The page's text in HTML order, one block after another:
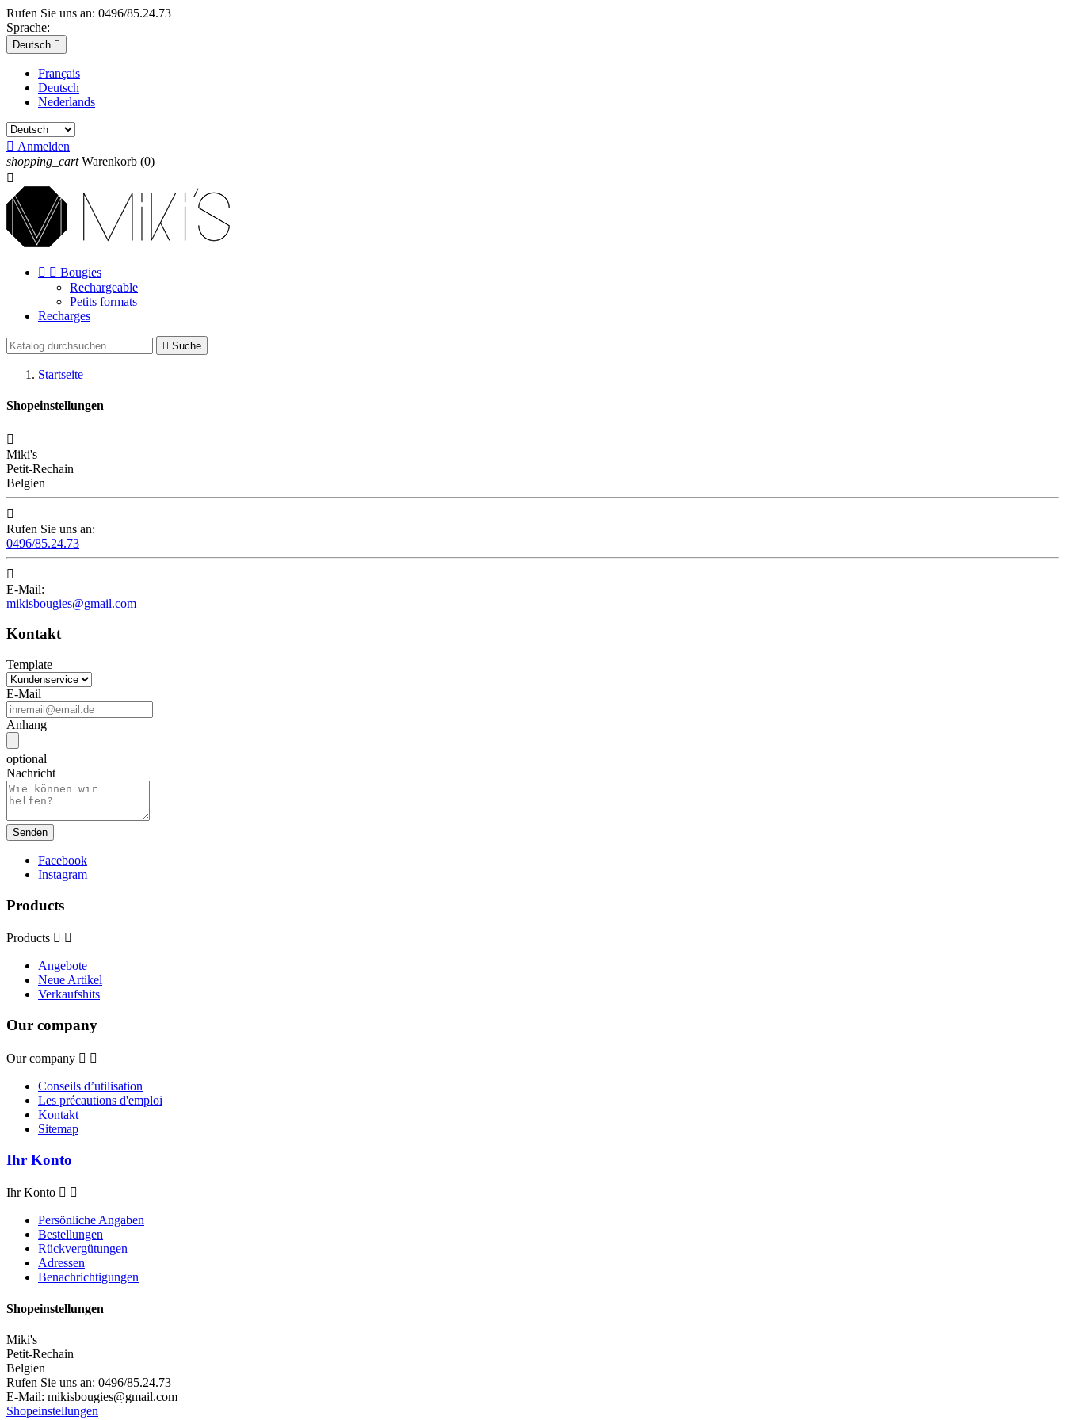
Rufen Sie uns an: 0496/85.24.73
Sprache:
Deutsch 
Français
Deutsch
Nederlands
 Anmelden
shopping_cart Warenkorb (0)

  Bougies
Rechargeable
Petits formats
Recharges
 Suche
Startseite
Shopeinstellungen

Miki's
Petit-Rechain
Belgien

Rufen Sie uns an:
0496/85.24.73

E-Mail:
mikisbougies@gmail.com
Kontakt
Template
E-Mail
Anhang
optional
Nachricht
Facebook
Instagram
Products
Products  
Angebote
Neue Artikel
Verkaufshits
Our company
Our company  
Conseils d’utilisation
Les précautions d'emploi
Kontakt
Sitemap
Ihr Konto
Ihr Konto  
Persönliche Angaben
Bestellungen
Rückvergütungen
Adressen
Benachrichtigungen
Shopeinstellungen
Miki's
Petit-Rechain
Belgien
Rufen Sie uns an: 0496/85.24.73
E-Mail: mikisbougies@gmail.com
Shopeinstellungen